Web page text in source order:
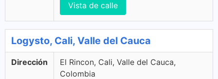
Vista de calle
Logysto, Cali, Valle del Cauca
Dirección
El Rincon, Cali, Valle del Cauca,
Colombia